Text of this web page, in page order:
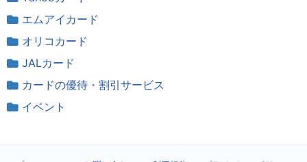
エムアイカード
オリコカード
JALカード
カードの優待・割引サービス
イベント